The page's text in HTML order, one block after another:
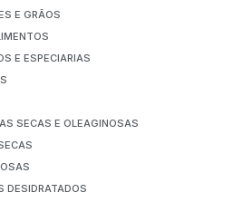
E GRÃOS
E ESPECIARIAS
SECAS E OLEAGINOSAS
DESIDRATADOS